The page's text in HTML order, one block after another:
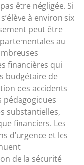
être négligée. Si
à environ six
peut être
au
financières qui
budgétaire de
des accidents
pédagogiques
substantielles,
financiers. Les
d’urgence et les
de la sécurité